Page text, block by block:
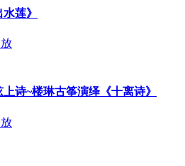
莲》
诗~楼琳古筝演绎《十离诗》